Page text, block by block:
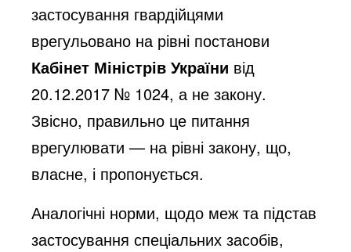
застосування гвардійцями
врегульовано на рівні постанови
Кабінет Міністрів України від
20.12.2017 № 1024, а не закону.
Звісно, правильно це питання
врегулювати — на рівні закону, що,
власне, і пропонується.
Аналогічні норми, щодо меж та підстав
застосування спеціальних засобів,